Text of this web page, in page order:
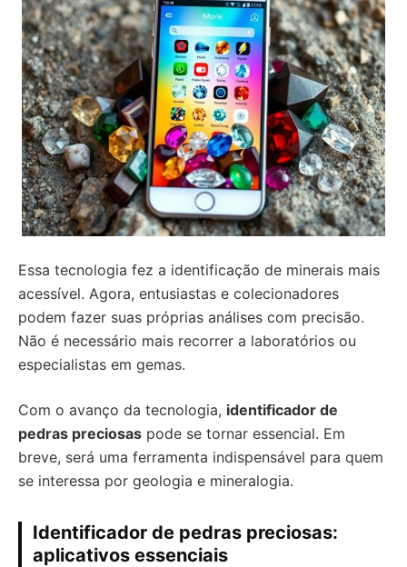
Essa tecnologia fez a identificação de minerais mais
acessível. Agora, entusiastas e colecionadores
podem fazer suas próprias análises com precisão.
Não é necessário mais recorrer a laboratórios ou
especialistas em gemas.
Com o avanço da tecnologia, identificador de
pedras preciosas pode se tornar essencial. Em
breve, será uma ferramenta indispensável para quem
se interessa por geologia e mineralogia.
Identificador de pedras preciosas:
aplicativos essenciais